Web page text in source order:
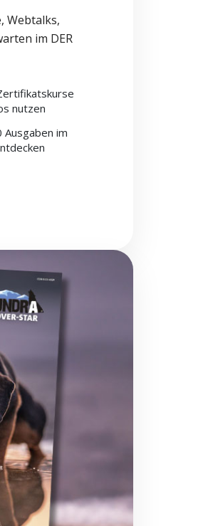
Webtalks,
im DER
nutzen
Ausgaben im